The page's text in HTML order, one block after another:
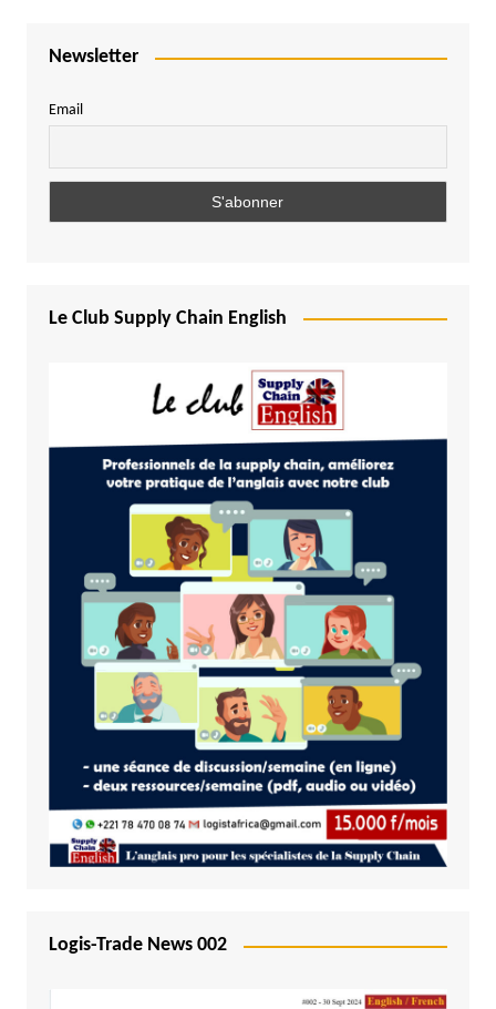
Newsletter
Email
Le Club Supply Chain English
Logis-Trade News 002